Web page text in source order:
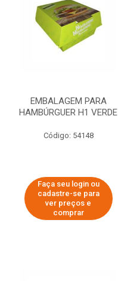
EMBALAGEM PARA
HAMBÚRGUER H1 VERDE
Código: 54148
Faça seu login ou
cadastre-se para
ver preços e
comprar